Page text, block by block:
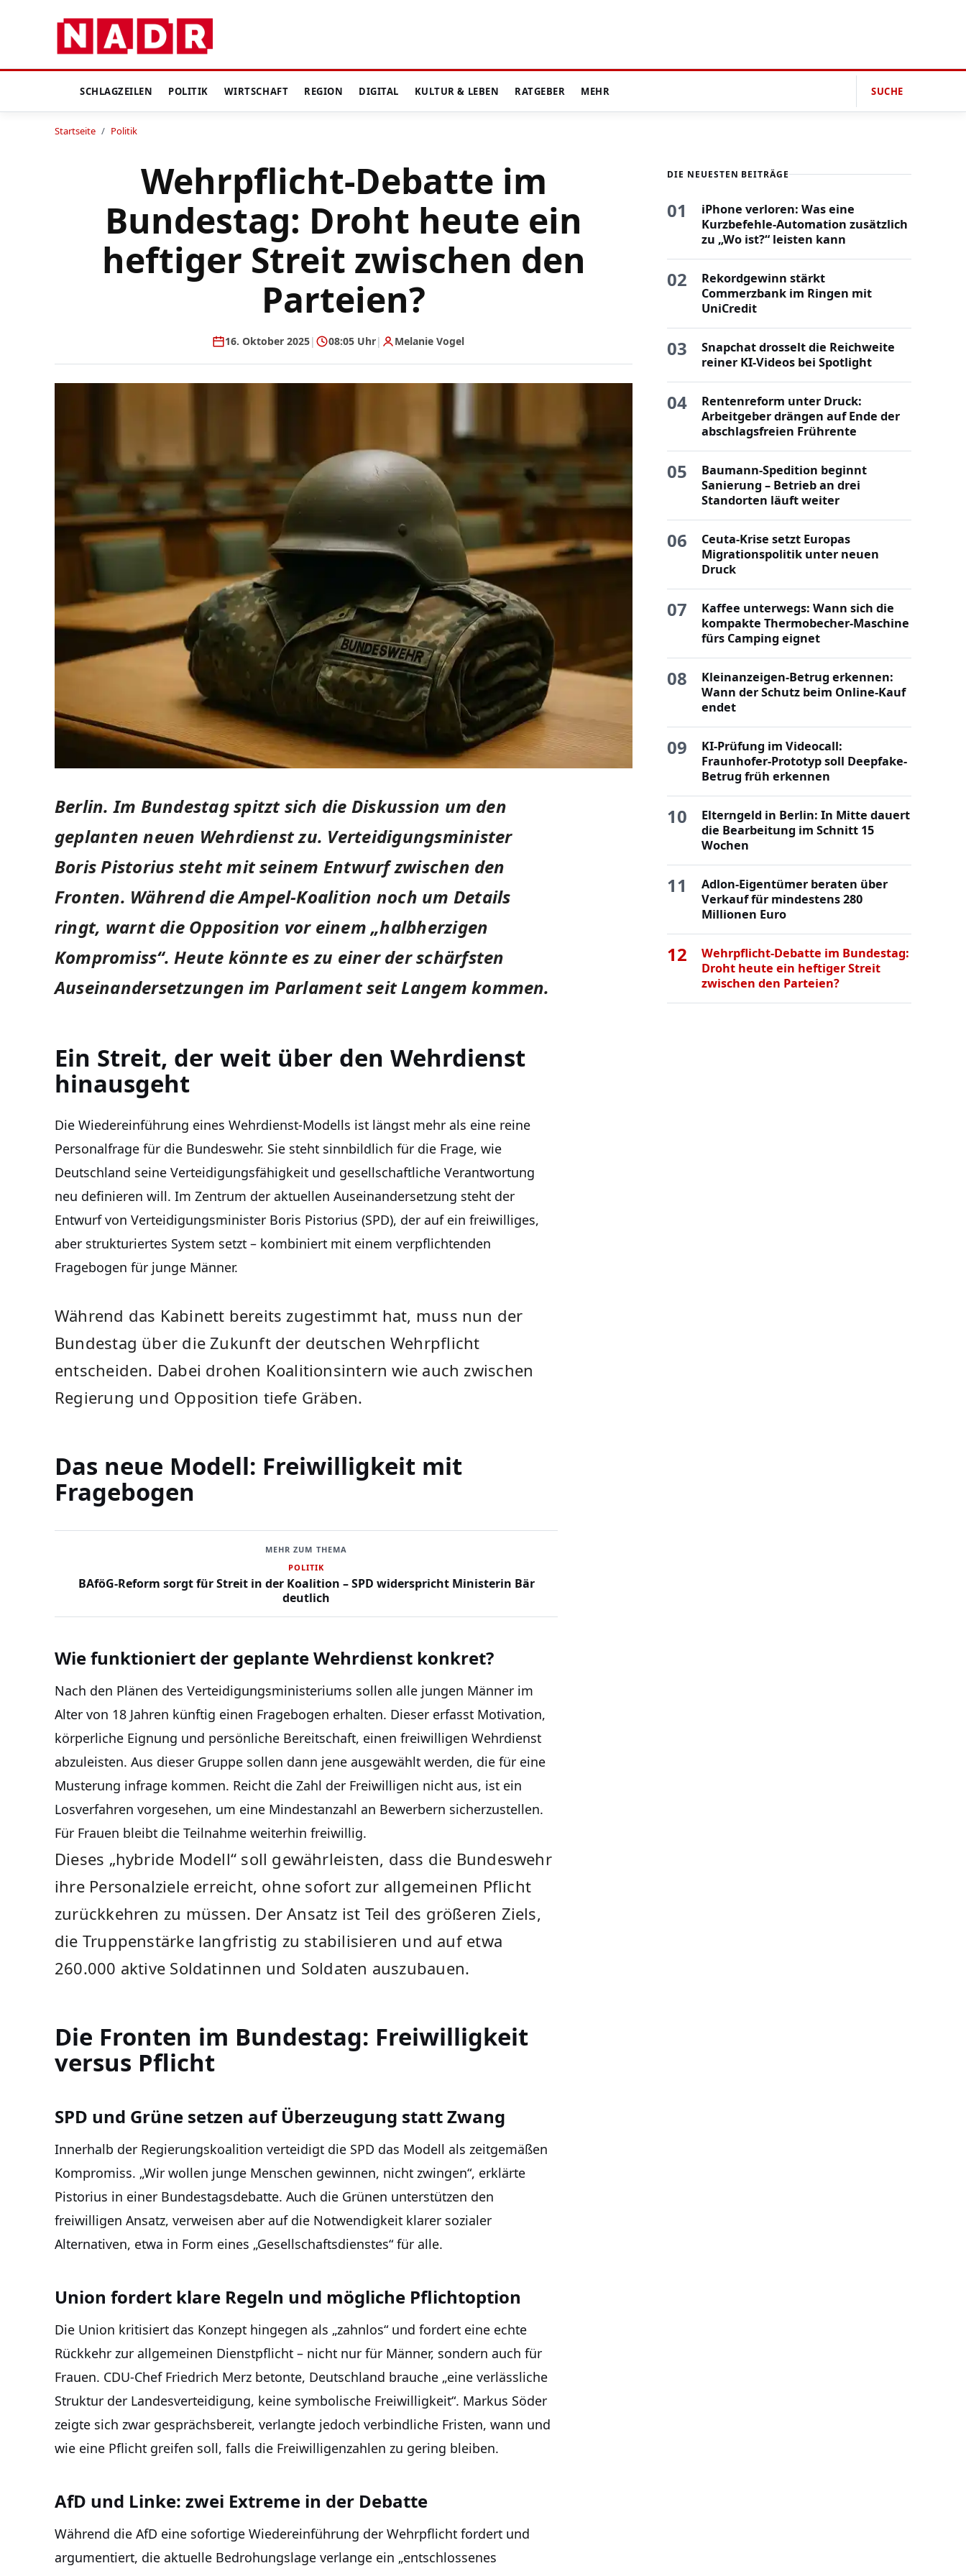
SCHLAGZEILEN POLITIK WIRTSCHAFT REGION DIGITAL KULTUR & LEBEN RATGEBER MEHR SUCHE
Startseite / Politik
Wehrpflicht-Debatte im
Bundestag: Droht heute ein
heftiger Streit zwischen den
Parteien?
16. Oktober 2025| 08:05 Uhr| Melanie Vogel
Berlin. Im Bundestag spitzt sich die Diskussion um den
geplanten neuen Wehrdienst zu. Verteidigungsminister
Boris Pistorius steht mit seinem Entwurf zwischen den
Fronten. Während die Ampel-Koalition noch um Details
ringt, warnt die Opposition vor einem „halbherzigen
Kompromiss“. Heute könnte es zu einer der schärfsten
Auseinandersetzungen im Parlament seit Langem kommen.
Ein Streit, der weit über den Wehrdienst
hinausgeht
Die Wiedereinführung eines Wehrdienst-Modells ist längst mehr als eine reine
Personalfrage für die Bundeswehr. Sie steht sinnbildlich für die Frage, wie
Deutschland seine Verteidigungsfähigkeit und gesellschaftliche Verantwortung
neu definieren will. Im Zentrum der aktuellen Auseinandersetzung steht der
Entwurf von Verteidigungsminister Boris Pistorius (SPD), der auf ein freiwilliges,
aber strukturiertes System setzt – kombiniert mit einem verpflichtenden
Fragebogen für junge Männer.
Während das Kabinett bereits zugestimmt hat, muss nun der
Bundestag über die Zukunft der deutschen Wehrpflicht
entscheiden. Dabei drohen Koalitionsintern wie auch zwischen
Regierung und Opposition tiefe Gräben.
Das neue Modell: Freiwilligkeit mit
Fragebogen
MEHR ZUM THEMA
POLITIK
BAföG-Reform sorgt für Streit in der Koalition – SPD widerspricht Ministerin Bär
deutlich
Wie funktioniert der geplante Wehrdienst konkret?
Nach den Plänen des Verteidigungsministeriums sollen alle jungen Männer im
Alter von 18 Jahren künftig einen Fragebogen erhalten. Dieser erfasst Motivation,
körperliche Eignung und persönliche Bereitschaft, einen freiwilligen Wehrdienst
abzuleisten. Aus dieser Gruppe sollen dann jene ausgewählt werden, die für eine
Musterung infrage kommen. Reicht die Zahl der Freiwilligen nicht aus, ist ein
Losverfahren vorgesehen, um eine Mindestanzahl an Bewerbern sicherzustellen.
Für Frauen bleibt die Teilnahme weiterhin freiwillig.
Dieses „hybride Modell“ soll gewährleisten, dass die Bundeswehr
ihre Personalziele erreicht, ohne sofort zur allgemeinen Pflicht
zurückkehren zu müssen. Der Ansatz ist Teil des größeren Ziels,
die Truppenstärke langfristig zu stabilisieren und auf etwa
260.000 aktive Soldatinnen und Soldaten auszubauen.
Die Fronten im Bundestag: Freiwilligkeit
versus Pflicht
SPD und Grüne setzen auf Überzeugung statt Zwang
Innerhalb der Regierungskoalition verteidigt die SPD das Modell als zeitgemäßen
Kompromiss. „Wir wollen junge Menschen gewinnen, nicht zwingen“, erklärte
Pistorius in einer Bundestagsdebatte. Auch die Grünen unterstützen den
freiwilligen Ansatz, verweisen aber auf die Notwendigkeit klarer sozialer
Alternativen, etwa in Form eines „Gesellschaftsdienstes“ für alle.
Union fordert klare Regeln und mögliche Pflichtoption
Die Union kritisiert das Konzept hingegen als „zahnlos“ und fordert eine echte
Rückkehr zur allgemeinen Dienstpflicht – nicht nur für Männer, sondern auch für
Frauen. CDU-Chef Friedrich Merz betonte, Deutschland brauche „eine verlässliche
Struktur der Landesverteidigung, keine symbolische Freiwilligkeit“. Markus Söder
zeigte sich zwar gesprächsbereit, verlangte jedoch verbindliche Fristen, wann und
wie eine Pflicht greifen soll, falls die Freiwilligenzahlen zu gering bleiben.
AfD und Linke: zwei Extreme in der Debatte
Während die AfD eine sofortige Wiedereinführung der Wehrpflicht fordert und
argumentiert, die aktuelle Bedrohungslage verlange ein „entschlossenes
DIE NEUESTEN BEITRÄGE
01
iPhone verloren: Was eine
Kurzbefehle-Automation zusätzlich
zu „Wo ist?“ leisten kann
02
Rekordgewinn stärkt
Commerzbank im Ringen mit
UniCredit
03
Snapchat drosselt die Reichweite
reiner KI-Videos bei Spotlight
04
Rentenreform unter Druck:
Arbeitgeber drängen auf Ende der
abschlagsfreien Frührente
05
Baumann-Spedition beginnt
Sanierung – Betrieb an drei
Standorten läuft weiter
06
Ceuta-Krise setzt Europas
Migrationspolitik unter neuen
Druck
07
Kaffee unterwegs: Wann sich die
kompakte Thermobecher-Maschine
fürs Camping eignet
08
Kleinanzeigen-Betrug erkennen:
Wann der Schutz beim Online-Kauf
endet
09
KI-Prüfung im Videocall:
Fraunhofer-Prototyp soll Deepfake-
Betrug früh erkennen
10
Elterngeld in Berlin: In Mitte dauert
die Bearbeitung im Schnitt 15
Wochen
11
Adlon-Eigentümer beraten über
Verkauf für mindestens 280
Millionen Euro
12
Wehrpflicht-Debatte im Bundestag:
Droht heute ein heftiger Streit
zwischen den Parteien?